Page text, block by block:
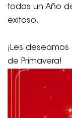
todos un Año
exitoso.
¡Les
de Primavera!